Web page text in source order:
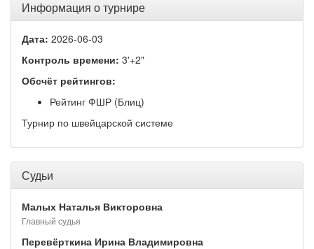
Информация о турнире
Дата: 2026-06-03
Контроль времени: 3'+2"
Обсчёт рейтингов:
Рейтинг ФШР (Блиц)
Турнир по швейцарской системе
Судьи
Малых Наталья Викторовна
Главный судья
Перевёрткина Ирина Владимировна